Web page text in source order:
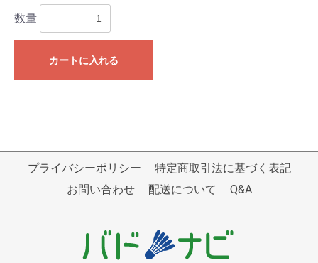
数量
カートに入れる
プライバシーポリシー
特定商取引法に基づく表記
お問い合わせ
配送について Q&A